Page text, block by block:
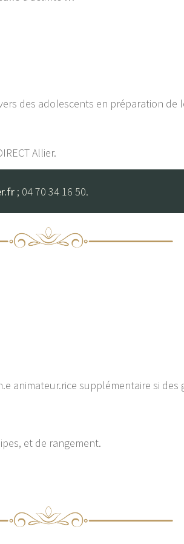
des adolescents en préparation de
Allier.
; 04 70 34 16 50.
animateur.rice supplémentaire si
et de rangement.